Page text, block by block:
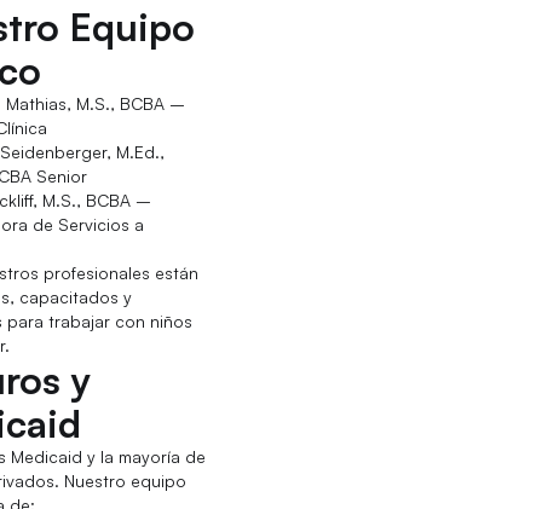
Equipo
Mathias, M.S., BCBA –
M.Ed.,
Senior
M.S., BCBA –
de Servicios a
profesionales están
capacitados y
para trabajar con niños
y
Medicaid y la mayoría de
Nuestro equipo
de: